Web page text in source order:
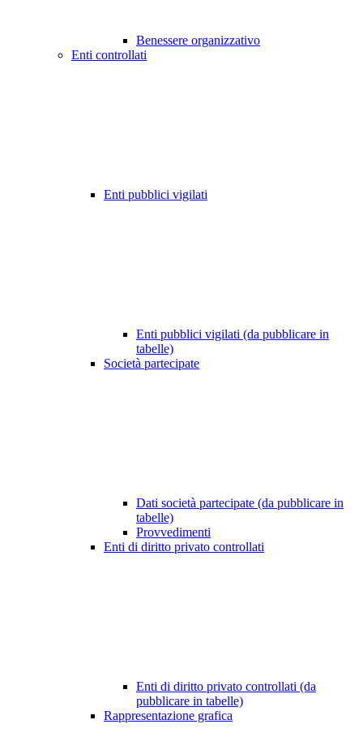
Benessere organizzativo
Enti controllati
Enti pubblici vigilati
Enti pubblici vigilati (da pubblicare in
tabelle)
Società partecipate
Dati società partecipate (da pubblicare in
tabelle)
Provvedimenti
Enti di diritto privato controllati
Enti di diritto privato controllati (da
pubblicare in tabelle)
Rappresentazione grafica